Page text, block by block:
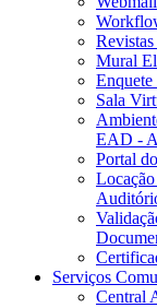
Mural
Enquete
Sala
EAD -
Portal
Locação
Serviços
Central